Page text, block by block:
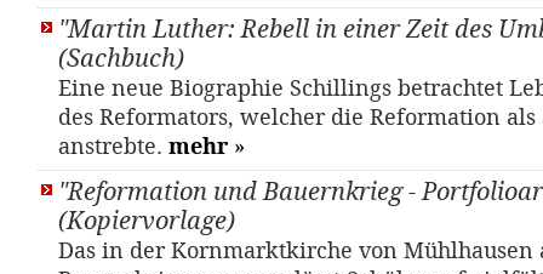
"Martin Luther: Rebell in einer Zeit des
(Sachbuch)
Eine neue Biographie Schillings betrachtet
des Reformators, welcher die Reformation
anstrebte. mehr »
"Reformation und Bauernkrieg -
(Kopiervorlage)
Das in der Kornmarktkirche von Mühlhausen